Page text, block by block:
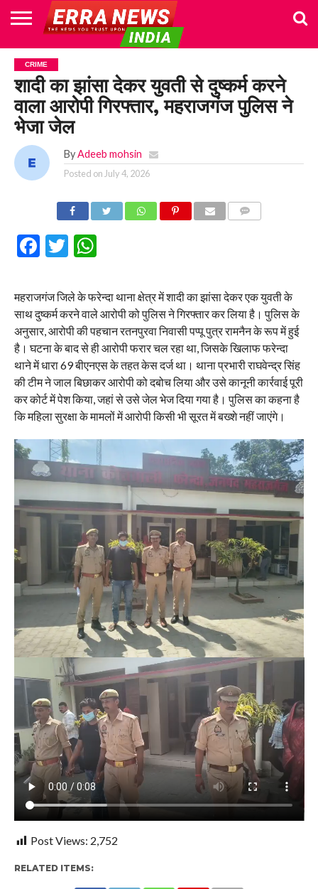
HOME
POLITICS
NEWS
BUSINESS
CULTURE
NATIONAL
SPORTS
LIFESTYLE
TRAVEL
OPINION
BREAKING
NEWS
ENTERTAINMENT
WORLD
CRIME
JOIN
US
CRIME
शादी का झांसा देकर युवती से दुष्कर्म करने
वाला आरोपी गिरफ्तार, महराजगंज पुलिस ने
भेजा जेल
By Adeeb mohsin
Posted on July 4, 2026
Facebook
Twitter
WhatsApp
महराजगंज जिले के फरेन्दा थाना क्षेत्र में शादी का झांसा देकर एक युवती के
साथ दुष्कर्म करने वाले आरोपी को पुलिस ने गिरफ्तार कर लिया है। पुलिस के
अनुसार, आरोपी की पहचान रतनपुरवा निवासी पप्पू पुत्र रामनैन के रूप में हुई
है। घटना के बाद से ही आरोपी फरार चल रहा था, जिसके खिलाफ फरेन्दा
थाने में धारा 69 बीएनएस के तहत केस दर्ज था। थाना प्रभारी राघवेन्द्र सिंह
की टीम ने जाल बिछाकर आरोपी को दबोच लिया और उसे कानूनी कार्रवाई पूरी
कर कोर्ट में पेश किया, जहां से उसे जेल भेज दिया गया है। पुलिस का कहना है
कि महिला सुरक्षा के मामलों में आरोपी किसी भी सूरत में बख्शे नहीं जाएंगे।
Post Views: 2,752
RELATED ITEMS: